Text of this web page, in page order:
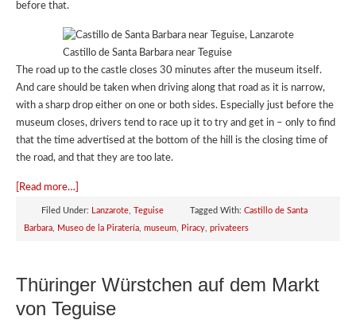
before that.
Castillo de Santa Barbara near Teguise
The road up to the castle closes 30 minutes after the museum itself.
And care should be taken when driving along that road as it is narrow,
with a sharp drop either on one or both sides. Especially just before the
museum closes, drivers tend to race up it to try and get in – only to find
that the time advertised at the bottom of the hill is the closing time of
the road, and that they are too late.
[Read more…]
Filed Under: Lanzarote Teguise Tagged With: Castillo de Santa
Barbara
Museo de la Piratería museum Piracy privateers
Thüringer Würstchen auf dem Markt
von Teguise